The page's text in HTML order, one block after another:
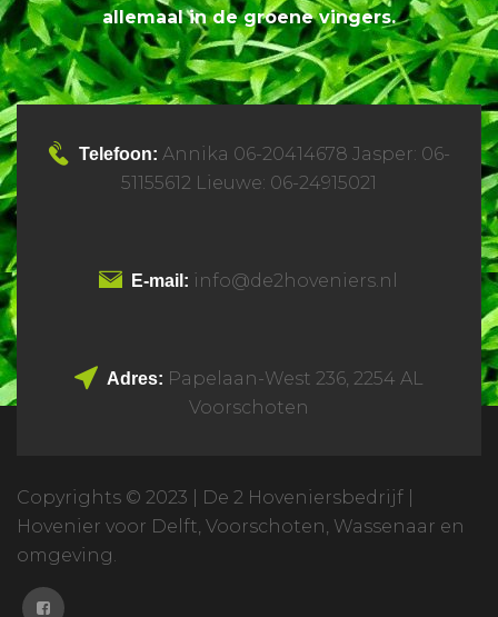
allemaal in de groene vingers.
Telefoon: Annika 06-20414678 Jasper: 06-
51155612 Lieuwe: 06-24915021
E-mail: info@de2hoveniers.nl
Adres: Papelaan-West 236, 2254 AL
Voorschoten
Copyrights © 2023 | De 2 Hoveniersbedrijf |
Hovenier voor Delft, Voorschoten, Wassenaar en
omgeving.